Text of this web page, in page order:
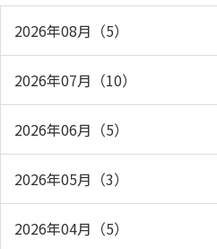
2026年08月（5）
2026年07月（10）
2026年06月（5）
2026年05月（3）
2026年04月（5）